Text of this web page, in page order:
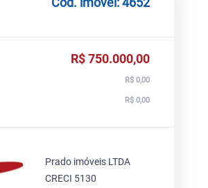
R$ 750.000,00
R$ 0,00
R$ 0,00
Prado imóveis LTDA
CRECI 5130